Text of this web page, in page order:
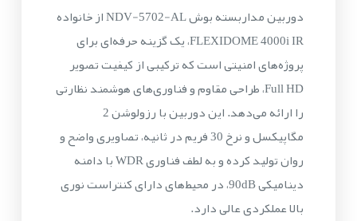
دوربین مداربسته بوش NDV-5702-AL از خانواده
FLEXIDOME 4000i IR، یک گزینه حرفه‌ای برای
پروژه‌های امنیتی است که ترکیبی از کیفیت تصویر
Full HD، طراحی مقاوم و فناوری‌های هوشمند نظارتی
را ارائه می‌دهد. این دوربین با رزولوشن 2
مگاپیکسل و نرخ 30 فریم در ثانیه، تصاویری واضح و
روان تولید کرده و به لطف فناوری WDR با دامنه
دینامیکی 90dB، در محیط‌های دارای کنتراست نوری
بالا عملکردی عالی دارد.